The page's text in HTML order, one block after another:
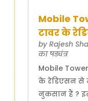
Mobile
टावर के
byRajesh
का षड्यंत्र
Mobile
के रेडिएसन से
नुकसान हैं ?